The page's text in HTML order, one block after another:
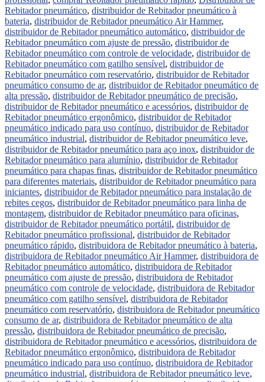
Rebitador pneumático, distribuidor de Rebitador pneumático à
bateria, distribuidor de Rebitador pneumático Air Hammer,
distribuidor de Rebitador pneumático automático, distribuidor de
Rebitador pneumático com ajuste de pressão, distribuidor de
Rebitador pneumático com controle de velocidade, distribuidor de
Rebitador pneumático com gatilho sensível, distribuidor de
Rebitador pneumático com reservatório, distribuidor de Rebitador
pneumático consumo de ar, distribuidor de Rebitador pneumático de
alta pressão, distribuidor de Rebitador pneumático de precisão,
distribuidor de Rebitador pneumático e acessórios, distribuidor de
Rebitador pneumático ergonômico, distribuidor de Rebitador
pneumático indicado para uso contínuo, distribuidor de Rebitador
pneumático industrial, distribuidor de Rebitador pneumático leve,
distribuidor de Rebitador pneumático para aço inox, distribuidor de
Rebitador pneumático para alumínio, distribuidor de Rebitador
pneumático para chapas finas, distribuidor de Rebitador pneumático
para diferentes materiais, distribuidor de Rebitador pneumático para
iniciantes, distribuidor de Rebitador pneumático para instalação de
rebites cegos, distribuidor de Rebitador pneumático para linha de
montagem, distribuidor de Rebitador pneumático para oficinas,
distribuidor de Rebitador pneumático portátil, distribuidor de
Rebitador pneumático profissional, distribuidor de Rebitador
pneumático rápido, distribuidora de Rebitador pneumático à bateria,
distribuidora de Rebitador pneumático Air Hammer, distribuidora de
Rebitador pneumático automático, distribuidora de Rebitador
pneumático com ajuste de pressão, distribuidora de Rebitador
pneumático com controle de velocidade, distribuidora de Rebitador
pneumático com gatilho sensível, distribuidora de Rebitador
pneumático com reservatório, distribuidora de Rebitador pneumático
consumo de ar, distribuidora de Rebitador pneumático de alta
pressão, distribuidora de Rebitador pneumático de precisão,
distribuidora de Rebitador pneumático e acessórios, distribuidora de
Rebitador pneumático ergonômico, distribuidora de Rebitador
pneumático indicado para uso contínuo, distribuidora de Rebitador
pneumático industrial, distribuidora de Rebitador pneumático leve,